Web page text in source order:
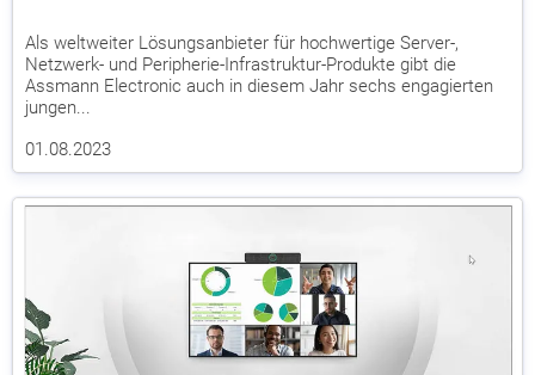
Als weltweiter Lösungsanbieter für hochwertige Server-,
Netzwerk- und Peripherie-Infrastruktur-Produkte gibt die
Assmann Electronic auch in diesem Jahr sechs engagierten
jungen...
01.08.2023